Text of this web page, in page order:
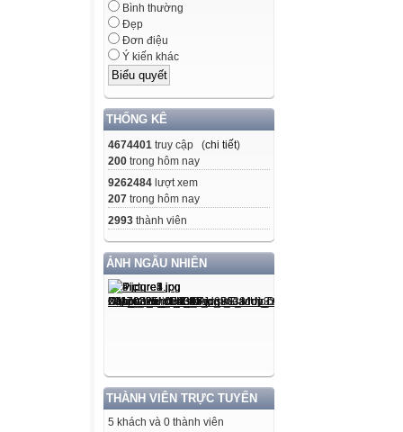
Bình thường
Đẹp
Đơn điệu
Ý kiến khác
THỐNG KÊ
4674401 truy cập (chi tiết)
200 trong hôm nay
9262484 lượt xem
207 trong hôm nay
2993 thành viên
ẢNH NGẪU NHIÊN
THÀNH VIÊN TRỰC TUYẾN
5 khách và 0 thành viên